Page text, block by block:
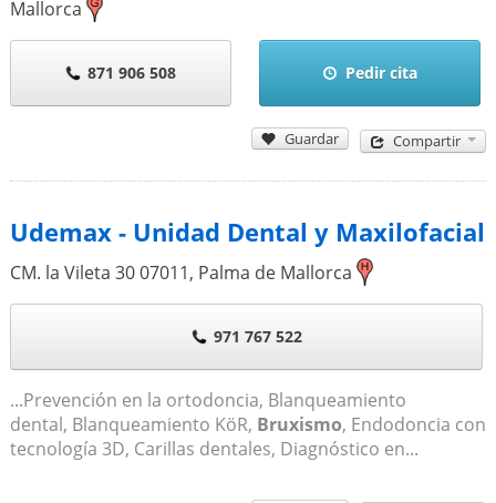
Mallorca
871 906 508 Pedir cita
Guardar Compartir
Udemax - Unidad Dental y Maxilofacial
CM. la Vileta 3007011, Palma de Mallorca
971 767 522
...Prevención en la ortodoncia, Blanqueamiento
dental, Blanqueamiento KöR, Bruxismo, Endodoncia con
tecnología 3D, Carillas dentales, Diagnóstico en...